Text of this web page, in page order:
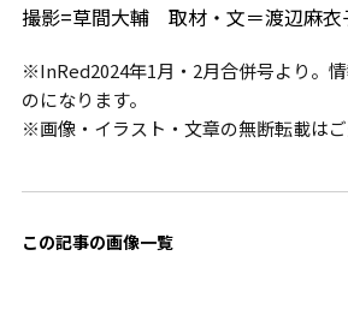
撮影=草間大輔 取材・文＝渡辺麻衣
※InRed2024年1月・2月合併号より。
のになります。
※画像・イラスト・文章の無断転載はご
この記事の画像一覧